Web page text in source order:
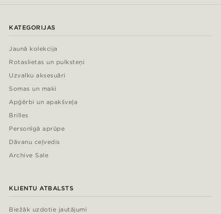
KATEGORIJAS
Jaunā kolekcija
Rotaslietas un pulksteņi
Uzvalku aksesuāri
Somas un maki
Apģērbi un apakšveļa
Brilles
Personīgā aprūpe
Dāvanu ceļvedis
Archive Sale
KLIENTU ATBALSTS
Biežāk uzdotie jautājumi